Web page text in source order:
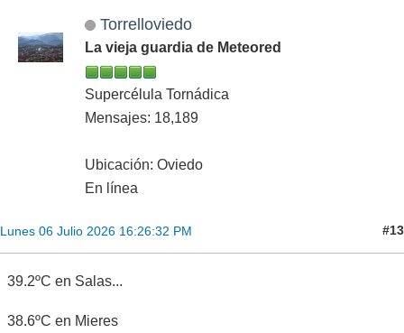
Torrelloviedo
La vieja guardia de Meteored
Supercélula Tornádica
Mensajes: 18,189
Ubicación: Oviedo
En línea
Lunes 06 Julio 2026 16:26:32 PM #13
39.2ºC en Salas...
38.6ºC en Mieres